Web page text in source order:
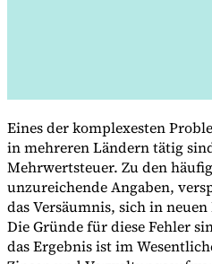
VAT für Anfänger
Eines der komplexesten
in mehreren Ländern tätig
Mehrwertsteuer. Zu den
unzureichende Angaben,
das Versäumnis, sich in
Die Gründe für diese Fehler
das Ergebnis ist im